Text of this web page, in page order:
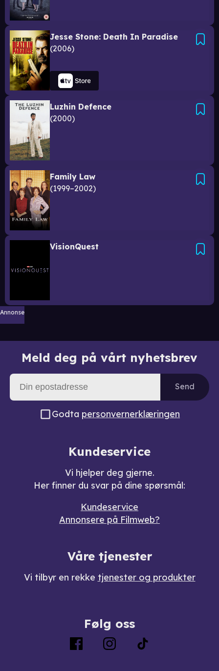
Jesse Stone: Death In Paradise
2006
Luzhin Defence
2000
Family Law
1999–2002
VisionQuest
Annonse
Meld deg på vårt nyhetsbrev
Send
Godta personvernerklæringen
Kundeservice
Vi hjelper deg gjerne.
Her finner du svar på dine spørsmål:
Kundeservice
Annonsere på Filmweb?
Våre tjenester
Vi tilbyr en rekke tjenester og produkter
Følg oss